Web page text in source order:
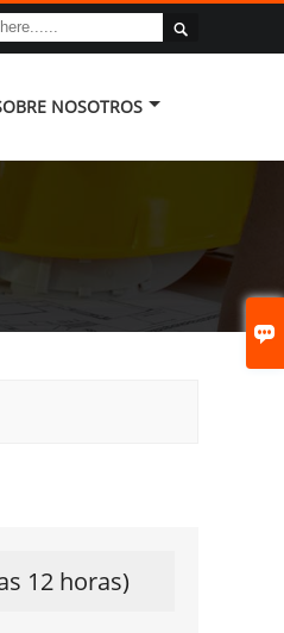


NOSOTROS
12 horas)